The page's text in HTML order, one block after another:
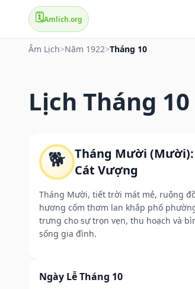
🗓️Amlich.org
Âm Lịch>Năm 1922>Tháng 10
Lịch Tháng
🐕 Tháng Mười
Cát Vượng
Tháng Mười, tiết trời mát mẻ, ruộng
hương cốm thơm lan khắp phố
trưng cho sự trọn vẹn, thu hoạch và
sống gia đình.
Ngày Lễ Tháng 10